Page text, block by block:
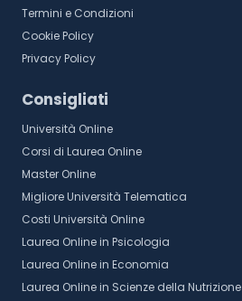
Termini e Condizioni
Cookie Policy
Privacy Policy
Consigliati
Università Online
Corsi di Laurea Online
Master Online
Migliore Università Telematica
Costi Università Online
Laurea Online in Psicologia
Laurea Online in Economia
Laurea Online in Scienze della Nutrizione